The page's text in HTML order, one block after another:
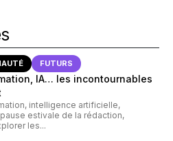
FUTURS
IA… les incontournables
intelligence artificielle,
estivale de la rédaction,
les...